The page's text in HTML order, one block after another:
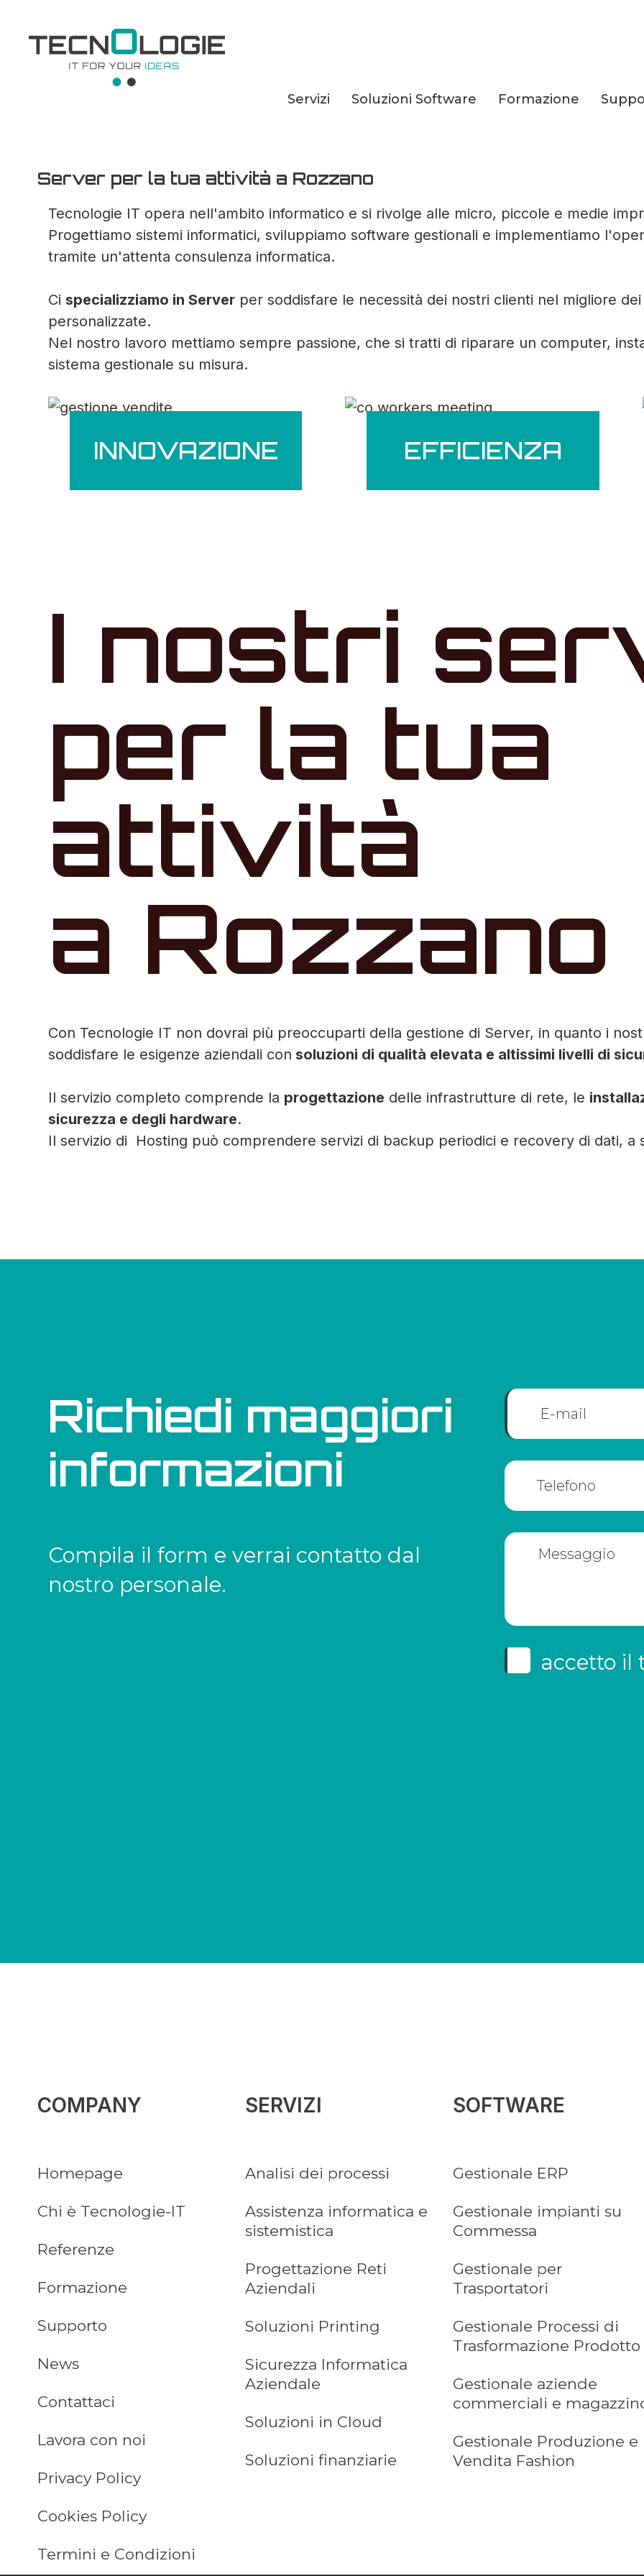
Servizi Soluzioni Software Formazione
Server per la tua attività a Rozzano
Tecnologie IT opera nell'ambito informatico e si rivolge alle micro, piccole e medie
Progettiamo sistemi informatici, sviluppiamo software gestionali e implementiamo
tramite un'attenta consulenza informatica.
Ci specializziamo in Server per soddisfare le necessità dei nostri clienti nel migliore
personalizzate.
Nel nostro lavoro mettiamo sempre passione, che si tratti di riparare un computer,
sistema gestionale su misura.
INNOVAZIONE EFFICIENZA
I nostri
per la tua
attività
a Rozzano
Con Tecnologie IT non dovrai più preoccuparti della gestione di Server, in quanto i
soddisfare le esigenze aziendali con soluzioni di qualità elevata e altissimi livelli di
Il servizio completo comprende la progettazione delle infrastrutture di rete, le
sicurezza e degli hardware.
Il servizio di Hosting può comprendere servizi di backup periodici e recovery di dati, a
Richiedi maggiori
informazioni
Compila il form e verrai contatto dal
nostro personale.
accetto il
COMPANY
Homepage
Chi è Tecnologie-IT
Referenze
Formazione
Supporto
News
Contattaci
Lavora con noi
Privacy Policy
Cookies Policy
Termini e Condizioni
SERVIZI
Analisi dei processi
Assistenza informatica e
sistemistica
Progettazione Reti
Aziendali
Soluzioni Printing
Sicurezza Informatica
Aziendale
Soluzioni in Cloud
Soluzioni finanziarie
SOFTWARE
Gestionale ERP
Gestionale impianti su
Commessa
Gestionale per
Trasportatori
Gestionale Processi di
Trasformazione Prodotto
Gestionale aziende
commerciali e
Gestionale Produzione e
Vendita Fashion